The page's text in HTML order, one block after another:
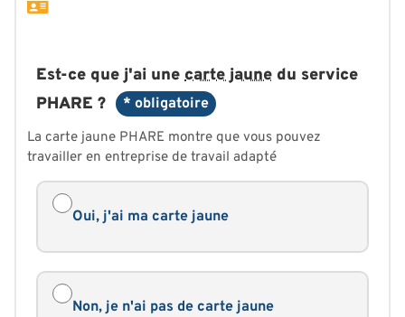
Est-ce que j'ai une carte jaune du service
PHARE ?
* obligatoire
La carte jaune PHARE montre que vous pouvez
travailler en entreprise de travail adapté
Oui, j'ai ma carte jaune
Non, je n'ai pas de carte jaune